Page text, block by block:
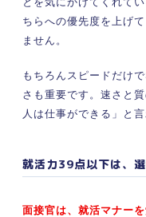
ちらへの優先度を上げ
ません。
もちろんスピードだけ
さも重要です。速さと
人は仕事ができる」と
就活力39点以下は、
面接官は、就活マナー